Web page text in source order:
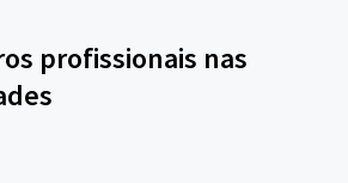
profissionais nas